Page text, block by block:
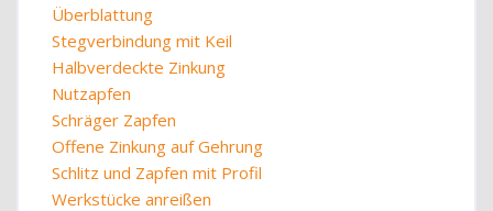
Überblattung
Stegverbindung mit Keil
Halbverdeckte Zinkung
Nutzapfen
Schräger Zapfen
Offene Zinkung auf Gehrung
Schlitz und Zapfen mit Profil
Werkstücke anreißen